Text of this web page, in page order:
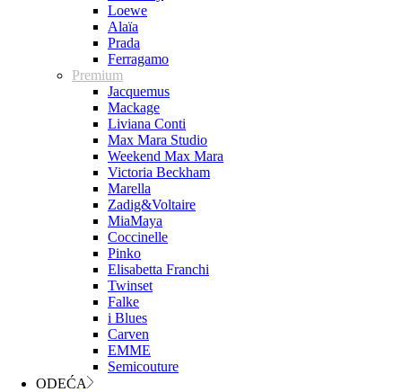
Loewe
Alaïa
Prada
Ferragamo
Premium
Jacquemus
Mackage
Liviana Conti
Max Mara Studio
Weekend Max Mara
Victoria Beckham
Marella
Zadig&Voltaire
MiaMaya
Coccinelle
Pinko
Elisabetta Franchi
Twinset
Falke
i Blues
Carven
EMME
Semicouture
ODEĆA